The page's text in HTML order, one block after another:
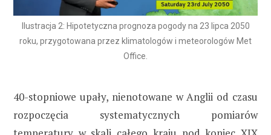
Ilustracja 2: Hipotetyczna prognoza pogody na 23 lipca 2050
roku, przygotowana przez klimatologów i meteorologów Met
Office.
40-stopniowe upały, nienotowane w Anglii od czasu
rozpoczęcia systematycznych pomiarów